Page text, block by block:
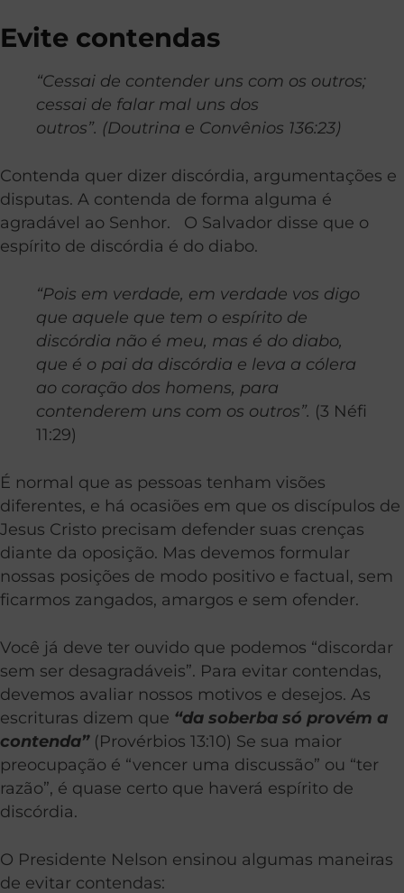
Evite contendas
“Cessai de contender uns com os outros;
cessai de falar mal uns dos
outros”. (Doutrina e Convênios 136:23)
Contenda quer dizer discórdia, argumentações e
disputas. A contenda de forma alguma é
agradável ao Senhor. O Salvador disse que o
espírito de discórdia é do diabo.
“Pois em verdade, em verdade vos digo
que aquele que tem o espírito de
discórdia não é meu, mas é do diabo,
que é o pai da discórdia e leva a cólera
ao coração dos homens, para
contenderem uns com os outros”. (3 Néfi
11:29)
É normal que as pessoas tenham visões
diferentes, e há ocasiões em que os discípulos de
Jesus Cristo precisam defender suas crenças
diante da oposição. Mas devemos formular
nossas posições de modo positivo e factual, sem
ficarmos zangados, amargos e sem ofender.
Você já deve ter ouvido que podemos “discordar
sem ser desagradáveis”. Para evitar contendas,
devemos avaliar nossos motivos e desejos. As
escrituras dizem que “da soberba só provém a
contenda”(Provérbios 13:10) Se sua maior
preocupação é “vencer uma discussão” ou “ter
razão”, é quase certo que haverá espírito de
discórdia.
O Presidente Nelson ensinou algumas maneiras
de evitar contendas: